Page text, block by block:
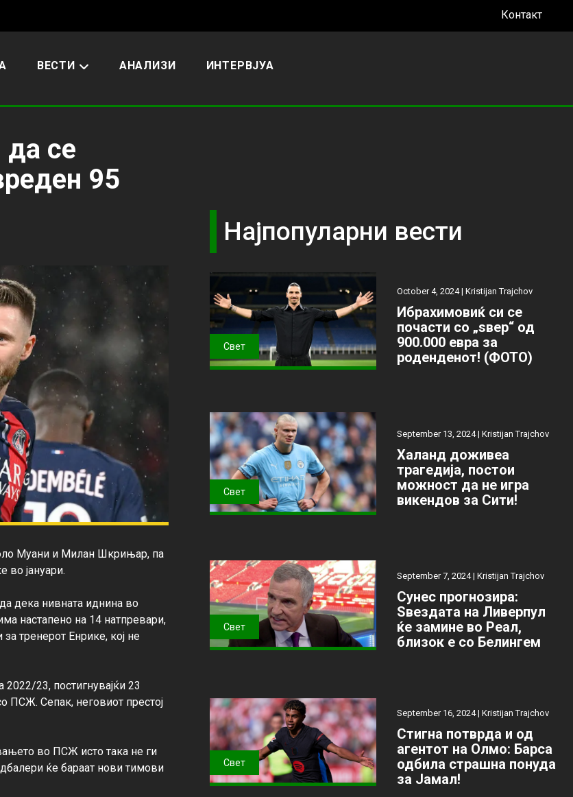
Контакт
ВЕСТИ АНАЛИЗИ ИНТЕРВЈУА
се
95
Муани и Милан Шкрињар, па
во јануари.
дека нивната иднина во
настапено на 14 натпревари,
тренерот Енрике, кој не
23, постигнувајќи 23
ПСЖ. Сепак, неговиот престој
во ПСЖ исто така не ги
ќе бараат нови тимови
Најпопуларни вести
Свет
October 4, 2024 | Kristijan Trajchov
Ибрахимовиќ си се
почасти со „ѕвер“ од
900.000 евра за
роденденот! (ФОТО)
Свет
September 13, 2024 | Kristijan Trajchov
Халанд доживеа
трагедија, постои
можност да не игра
викендов за Сити!
Свет
September 7, 2024 | Kristijan Trajchov
Сунес прогнозира:
Ѕвездата на Ливерпул
ќе замине во Реал,
близок е со Белингем
Свет
September 16, 2024 | Kristijan Trajchov
Стигна потврда и од
агентот на Олмо: Барса
одбила страшна понуда
за Јамал!